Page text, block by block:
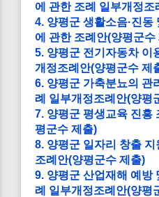
에 관한 조례 일부개정
4. 양평군 생활소음·진동
에 관한 조례안(양평군수
5. 양평군 전기자동차 이
개정조례안(양평군수 제
6. 양평군 가축분뇨의 관
례 일부개정조례안(양평
7. 양평군 평생교육 진흥
평군수 제출)
8. 양평군 일자리 창출
조례안(양평군수 제출)
9. 양평군 산업재해 예방
례 일부개정조례안(양평